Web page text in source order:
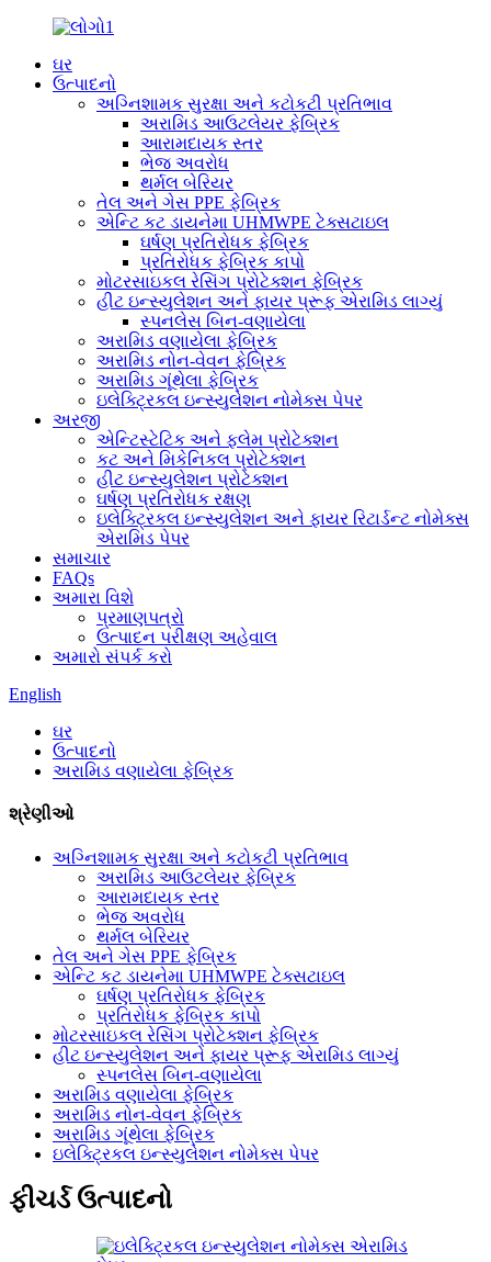
ઘર
ઉત્પાદનો
અગ્નિશામક સુરક્ષા અને કટોકટી પ્રતિભાવ
અરામિડ આઉટલેયર ફેબ્રિક
આરામદાયક સ્તર
ભેજ અવરોધ
થર્મલ બેરિયર
તેલ અને ગેસ PPE ફેબ્રિક
એન્ટિ કટ ડાયનેમા UHMWPE ટેક્સટાઇલ
ઘર્ષણ પ્રતિરોધક ફેબ્રિક
પ્રતિરોધક ફેબ્રિક કાપો
મોટરસાઇકલ રેસિંગ પ્રોટેક્શન ફેબ્રિક
હીટ ઇન્સ્યુલેશન અને ફાયર પ્રૂફ એરામિડ લાગ્યું
સ્પનલેસ બિન-વણાયેલા
અરામિડ વણાયેલા ફેબ્રિક
અરામિડ નોન-વેવન ફેબ્રિક
અરામિડ ગૂંથેલા ફેબ્રિક
ઇલેક્ટ્રિકલ ઇન્સ્યુલેશન નોમેક્સ પેપર
અરજી
એન્ટિસ્ટેટિક અને ફ્લેમ પ્રોટેક્શન
કટ અને મિકેનિકલ પ્રોટેક્શન
હીટ ઇન્સ્યુલેશન પ્રોટેક્શન
ઘર્ષણ પ્રતિરોધક રક્ષણ
ઇલેક્ટ્રિકલ ઇન્સ્યુલેશન અને ફાયર રિટાર્ડન્ટ નોમેક્સ
એરામિડ પેપર
સમાચાર
FAQs
અમારા વિશે
પ્રમાણપત્રો
ઉત્પાદન પરીક્ષણ અહેવાલ
અમારો સંપર્ક કરો
English
ઘર
ઉત્પાદનો
અરામિડ વણાયેલા ફેબ્રિક
શ્રેણીઓ
અગ્નિશામક સુરક્ષા અને કટોકટી પ્રતિભાવ
અરામિડ આઉટલેયર ફેબ્રિક
આરામદાયક સ્તર
ભેજ અવરોધ
થર્મલ બેરિયર
તેલ અને ગેસ PPE ફેબ્રિક
એન્ટિ કટ ડાયનેમા UHMWPE ટેક્સટાઇલ
ઘર્ષણ પ્રતિરોધક ફેબ્રિક
પ્રતિરોધક ફેબ્રિક કાપો
મોટરસાઇકલ રેસિંગ પ્રોટેક્શન ફેબ્રિક
હીટ ઇન્સ્યુલેશન અને ફાયર પ્રૂફ એરામિડ લાગ્યું
સ્પનલેસ બિન-વણાયેલા
અરામિડ વણાયેલા ફેબ્રિક
અરામિડ નોન-વેવન ફેબ્રિક
અરામિડ ગૂંથેલા ફેબ્રિક
ઇલેક્ટ્રિકલ ઇન્સ્યુલેશન નોમેક્સ પેપર
ફીચર્ડ ઉત્પાદનો